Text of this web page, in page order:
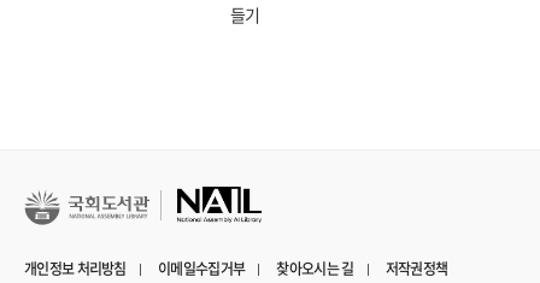
들기
개인정보 처리방침 이메일수집거부 찾아오시는 길 저작권정책